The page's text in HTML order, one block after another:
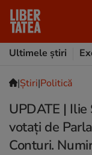
Ultimele știri
|Ştiri|Politică
UPDATE |
votaţi de
Conturi.